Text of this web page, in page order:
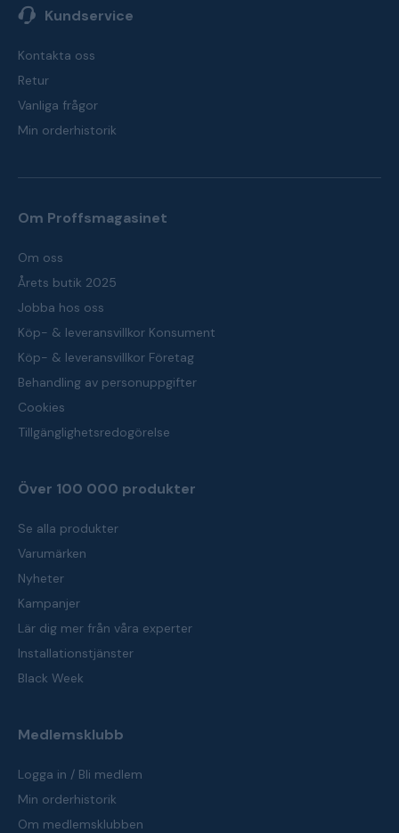
Kundservice
Kontakta oss
Retur
Vanliga frågor
Min orderhistorik
Om Proffsmagasinet
Om oss
Årets butik 2025
Jobba hos oss
Köp- & leveransvillkor Konsument
Köp- & leveransvillkor Företag
Behandling av personuppgifter
Cookies
Tillgänglighetsredogörelse
Över 100 000 produkter
Se alla produkter
Varumärken
Nyheter
Kampanjer
Lär dig mer från våra experter
Installationstjänster
Black Week
Medlemsklubb
Logga in / Bli medlem
Min orderhistorik
Om medlemsklubben